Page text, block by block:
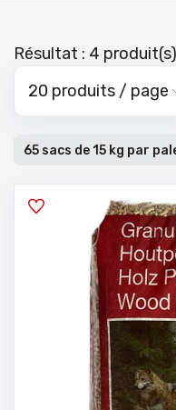
Résultat : 4 produit(s)
65 sacs de 15 kg par